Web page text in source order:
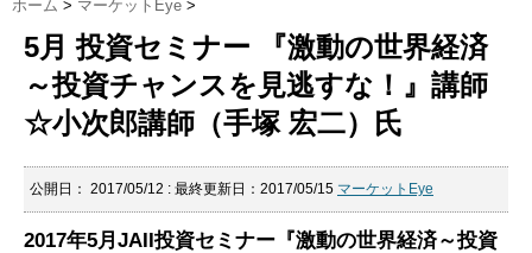
ホーム > マーケットEye >
5月 投資セミナー 『激動の世界経済
～投資チャンスを見逃すな！』講師
☆小次郎講師（手塚 宏二）氏
公開日： 2017/05/12 : 最終更新日：2017/05/15 マーケットEye
2017年5月JAII投資セミナー『激動の世界経済～投資